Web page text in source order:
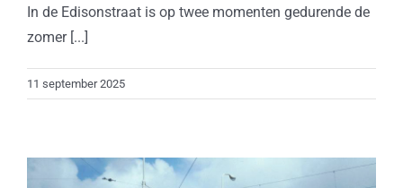
In de Edisonstraat is op twee momenten gedurende de
zomer [...]
11 september 2025